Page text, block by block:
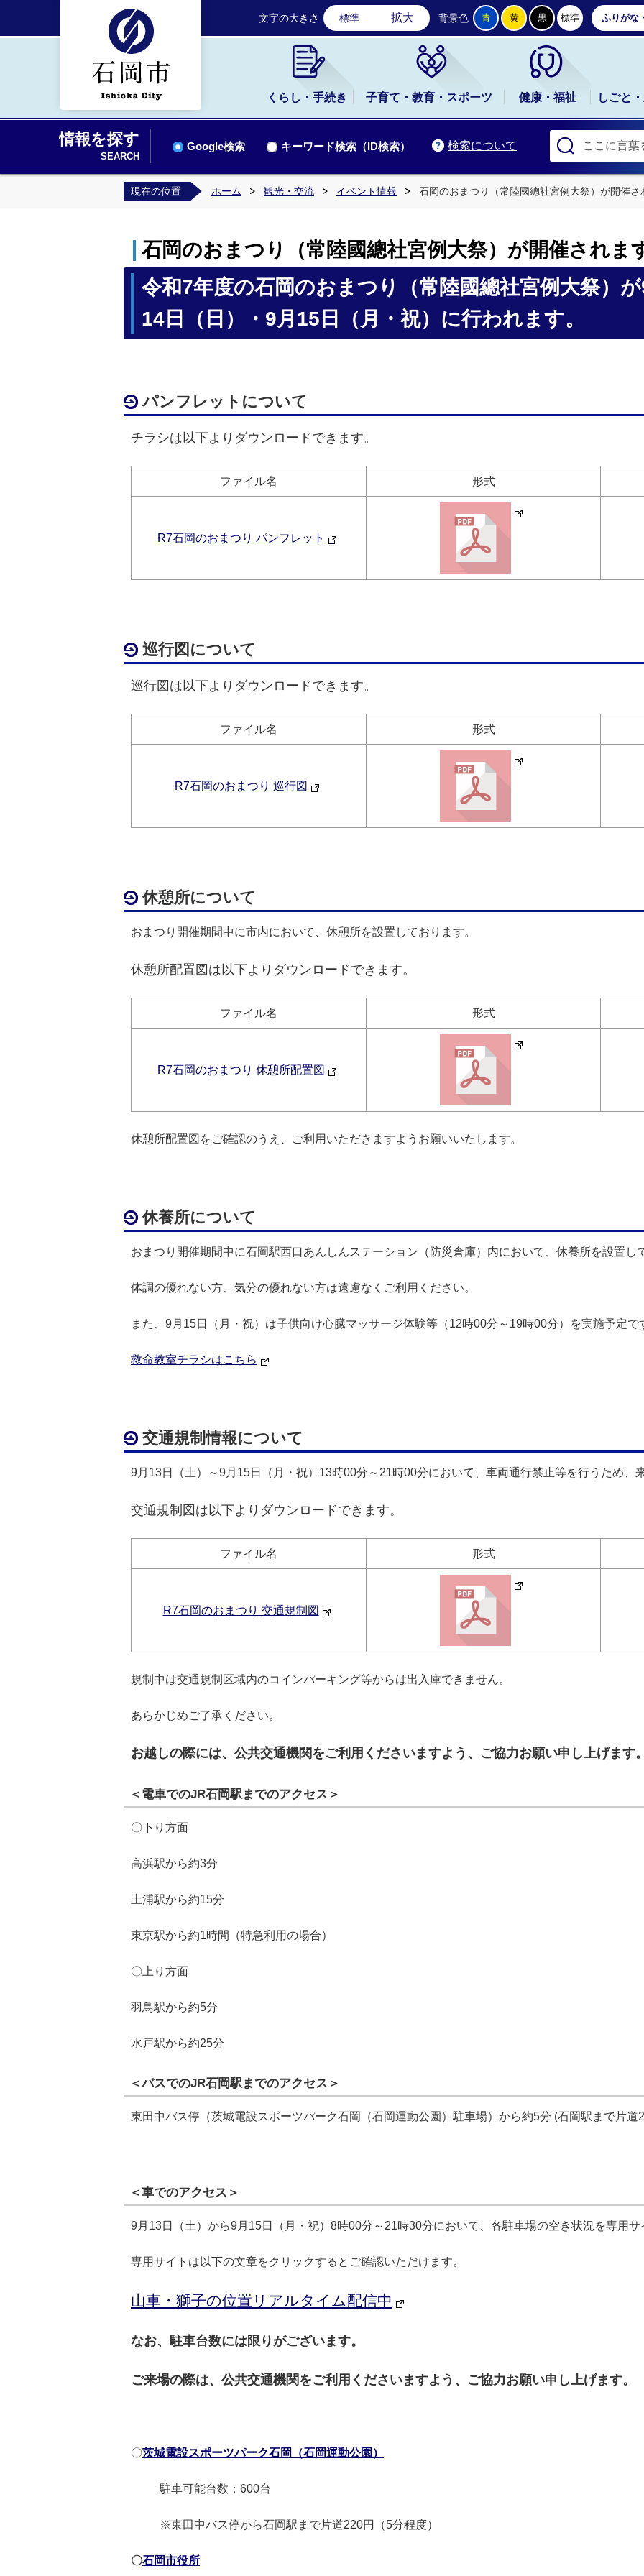
石岡市公式ホームページ
文字の大きさ 標準 拡大 背景色 青 黄 黒 標準 ふりがな
くらし・手続き 子育て・教育・スポーツ 健康・福祉 しごと
情報を探す
SEARCH
検索について
Google検索 キーワード検索（ID検索）
現在の位置 ホーム 観光・交流 イベント情報 石岡のおまつり（常陸國總社宮例大祭）が開催さ
石岡のおまつり（常陸國總社宮例大祭）が開催されま
令和7年度の石岡のおまつり（常陸國總社宮例大祭）
14日（日）・9月15日（月・祝）に行われます。
パンフレットについて
チラシは以下よりダウンロードできます。
ファイル名 形式
R7石岡のおまつり パンフレット
巡行図について
巡行図は以下よりダウンロードできます。
ファイル名 形式
R7石岡のおまつり 巡行図
休憩所について
おまつり開催期間中に市内において、休憩所を設置しております。
休憩所配置図は以下よりダウンロードできます。
ファイル名 形式
R7石岡のおまつり 休憩所配置図
休憩所配置図をご確認のうえ、ご利用いただきますようお願いいたします。
休養所について
おまつり開催期間中に石岡駅西口あんしんステーション（防災倉庫）内において、休養所を設置し
体調の優れない方、気分の優れない方は遠慮なくご利用ください。
また、9月15日（月・祝）は子供向け心臓マッサージ体験等（12時00分～19時00分）を実施予定で
救命教室チラシはこちら
交通規制情報について
9月13日（土）～9月15日（月・祝）13時00分～21時00分において、車両通行禁止等を行うため、
交通規制図は以下より ダウンロードできます。
ファイル名 形式
R7石岡のおまつり 交通規制図
規制中は交通規制区域内のコインパーキング等からは出入庫できません。
あらかじめご了承ください。
お越しの際には、公共交通機関をご利用くださいますよう、ご協力お願い申し上げます。
＜電車でのJR石岡駅までのアクセス＞
〇下り方面
高浜駅から約3分
土浦駅から約15分
東京駅から約1時間（特急利用の場合）
〇上り方面
羽鳥駅から約5分
水戸駅から約25分
＜バスでのJR石岡駅までのアクセス＞
東田中バス停（茨城電設スポーツパーク石岡（石岡運動公園）駐車場）から約5分 (石岡駅まで片道
＜車でのアクセス＞
9月13日（土）から9月15日（月・祝）8時00分～21時30分において、各駐車場の空き状況を専用サ
専用サイトは以下の文章をクリックするとご確認いただけます。
山車・獅子の位置リアルタイム配信中
なお、駐車台数には限りがございます。
ご来場の際は、公共交通機関をご利用くださいますよう、ご協力お願い申し上げます。
〇茨城電設スポーツパーク石岡（石岡運動公園）
駐車可能台数：600台
※東田中バス停から石岡駅まで片道220円（5分程度）
〇石岡市役所